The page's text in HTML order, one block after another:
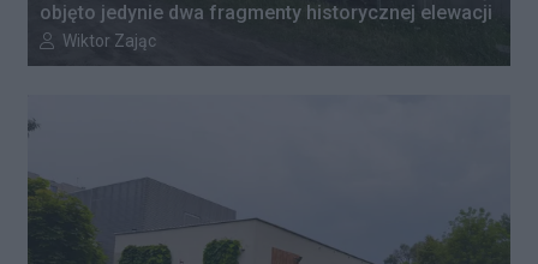
objęto jedynie dwa fragmenty historycznej elewacji
Autor artykułu:
Wiktor Zając